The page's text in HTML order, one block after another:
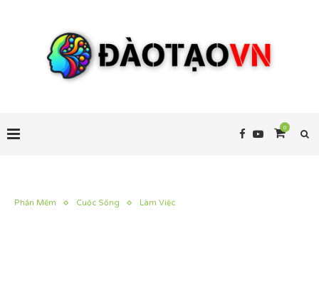
0
Phần Mềm Cuộc Sống Làm Việc